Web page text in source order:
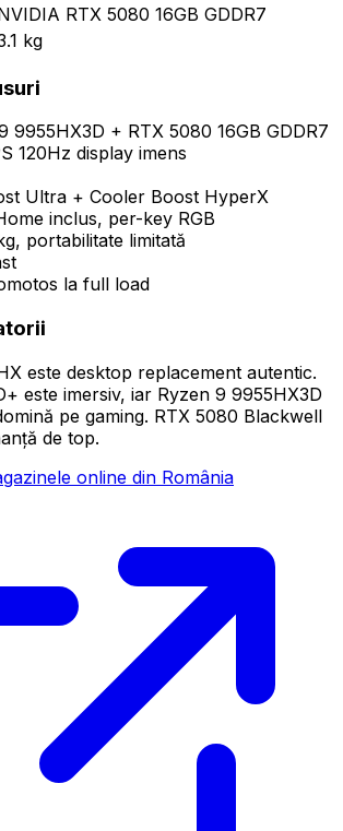
RTX 5080 16GB GDDR7
kg
9955HX3D + RTX 5080 16GB GDDR7
120Hz display imens
Ultra + Cooler Boost HyperX
inclus, per-key RGB
portabilitate limitată
la full load
este desktop replacement autentic.
este imersiv, iar Ryzen 9 9955HX3D
pe gaming. RTX 5080 Blackwell
de top.
online din România